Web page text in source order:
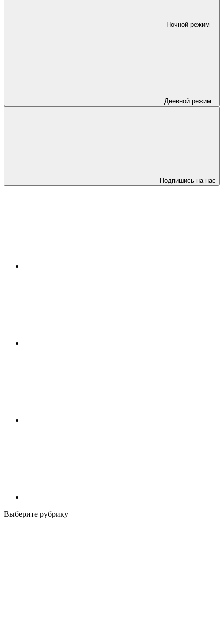
Ночной режим
Дневной режим
Подпишись на нас
Выберите рубрику